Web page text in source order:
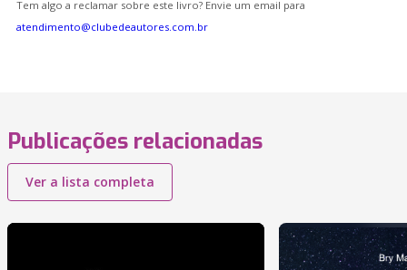
Tem algo a reclamar sobre este livro? Envie um email para
atendimento@clubedeautores.com.br
Publicações relacionadas
Ver a lista completa